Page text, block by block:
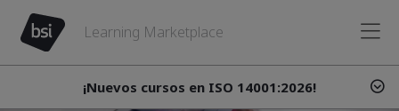
Learning Marketplace
¡Nuevos cursos en ISO 14001:2026!